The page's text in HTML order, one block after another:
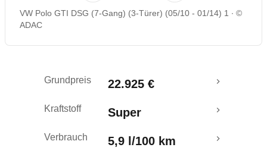
Rückrufe & Mängel
VW Polo GTI DSG (7-Gang) (3-Türer) (05/10 - 01/14) 1
©
ADAC
Grundpreis 22.925 €
Kraftstoff Super
Verbrauch 5,9 l/100 km